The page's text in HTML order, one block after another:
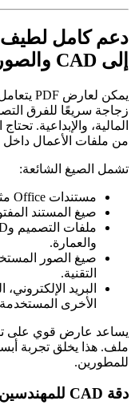
إلى CAD والصور
زجاجة سريعًا للفرق
المالية، والإبداعية.
من ملفات الأعمال
تشمل الصيغ الشائعة:
مستندات Office مثل ملفات Word، Excel، وPowerPoint.
صيغ المستند
والعمارة.
صيغ الصور
التقنية.
البريد
الأخرى
يساعد عارض قوي على
ملف. هذا يخلق تجربة
للمطورين.
دقة CAD للمهندسين